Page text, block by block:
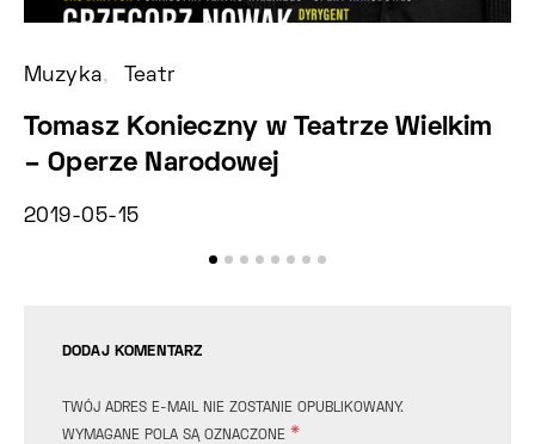
Muzyka Teatr
Tomasz Konieczny w Teatrze Wielkim
– Operze Narodowej
2019-05-15
DODAJ KOMENTARZ
TWÓJ ADRES E-MAIL NIE ZOSTANIE OPUBLIKOWANY.
WYMAGANE POLA SĄ OZNACZONE *